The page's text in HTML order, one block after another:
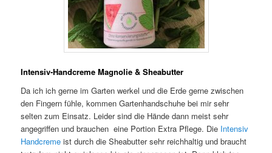
Intensiv-Handcreme Magnolie & Sheabutter
Da ich ich gerne im Garten werkel und die Erde gerne zwischen
den Fingern fühle, kommen Gartenhandschuhe bei mir sehr
selten zum Einsatz. Leider sind die Hände dann meist sehr
angegriffen und brauchen eine Portion Extra Pflege. Die Intensiv
Handcreme ist durch die Sheabutter sehr reichhaltig und braucht